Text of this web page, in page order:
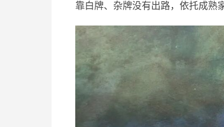
靠白牌、杂牌没有出路，依托成熟